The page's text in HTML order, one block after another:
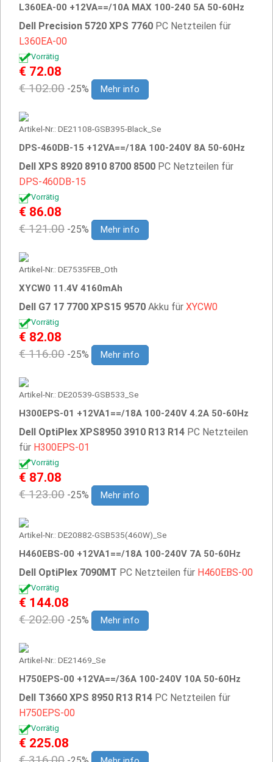
L360EA-00 +12VA==/10A MAX 100-240 5A 50-60Hz
Dell Precision 5720 XPS 7760 PC Netzteilen für
L360EA-00
Vorrätig
€ 72.08
€ 102.00 -25% Mehr info
Artikel-Nr.: DE21108-GSB395-Black_Se
DPS-460DB-15 +12VA==/18A 100-240V 8A 50-60Hz
Dell XPS 8920 8910 8700 8500 PC Netzteilen für
DPS-460DB-15
Vorrätig
€ 86.08
€ 121.00 -25% Mehr info
Artikel-Nr.: DE7535FEB_Oth
XYCW0 11.4V 4160mAh
Dell G7 17 7700 XPS15 9570 Akku für XYCW0
Vorrätig
€ 82.08
€ 116.00 -25% Mehr info
Artikel-Nr.: DE20539-GSB533_Se
H300EPS-01 +12VA1==/18A 100-240V 4.2A 50-60Hz
Dell OptiPlex XPS8950 3910 R13 R14 PC Netzteilen
für H300EPS-01
Vorrätig
€ 87.08
€ 123.00 -25% Mehr info
Artikel-Nr.: DE20882-GSB535(460W)_Se
H460EBS-00 +12VA1==/18A 100-240V 7A 50-60Hz
Dell OptiPlex 7090MT PC Netzteilen für H460EBS-00
Vorrätig
€ 144.08
€ 202.00 -25% Mehr info
Artikel-Nr.: DE21469_Se
H750EPS-00 +12VA==/36A 100-240V 10A 50-60Hz
Dell T3660 XPS 8950 R13 R14 PC Netzteilen für
H750EPS-00
Vorrätig
€ 225.08